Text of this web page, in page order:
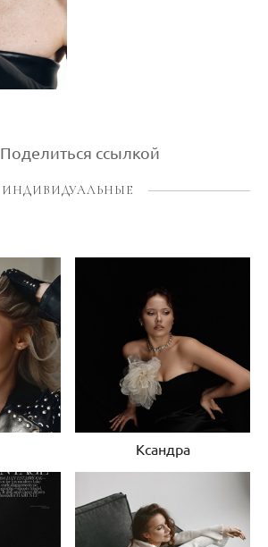
Поделиться ссылкой
ИНДИВИДУАЛЬНЫЕ
Ксандра